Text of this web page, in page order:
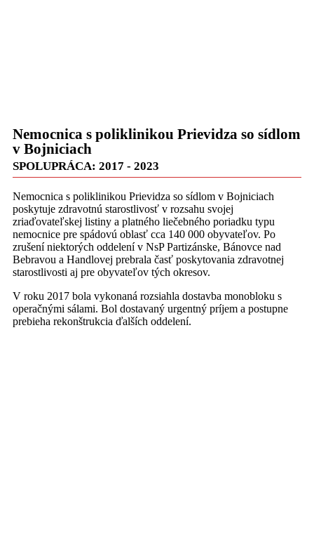
Nemocnica s poliklinikou Prievidza so sídlom
v Bojniciach
SPOLUPRÁCA: 2017 - 2023
Nemocnica s poliklinikou Prievidza so sídlom v Bojniciach
poskytuje zdravotnú starostlivosť v rozsahu svojej
zriaďovateľskej listiny a platného liečebného poriadku typu
nemocnice pre spádovú oblasť cca 140 000 obyvateľov. Po
zrušení niektorých oddelení v NsP Partizánske, Bánovce nad
Bebravou a Handlovej prebrala časť poskytovania zdravotnej
starostlivosti aj pre obyvateľov tých okresov.
V roku 2017 bola vykonaná rozsiahla dostavba monobloku s
operačnými sálami. Bol dostavaný urgentný príjem a postupne
prebieha rekonštrukcia ďalších oddelení.